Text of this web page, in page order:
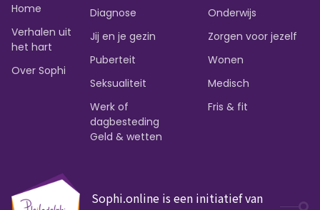
Home
Verhalen uit
het hart
Over Sophi
Diagnose
Jij en je gezin
Puberteit
Seksualiteit
Werk of
dagbesteding
Onderwijs
Zorgen voor jezelf
Wonen
Medisch
Fris & fit
Geld & wetten
Sophi.online is een initiatief van